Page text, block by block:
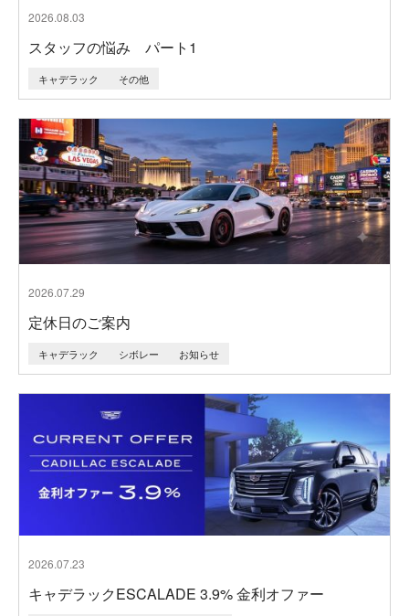
2026.08.03
スタッフの悩み パート1
キャデラック その他
2026.07.29
定休日のご案内
キャデラック シボレー お知らせ
2026.07.23
キャデラックESCALADE 3.9% 金利オファー